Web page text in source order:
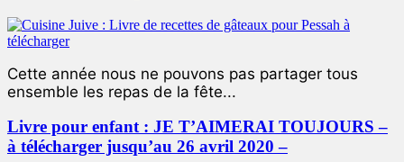
Cette année nous ne pouvons pas partager tous
ensemble les repas de la fête...
Livre pour enfant : JE T’AIMERAI TOUJOURS –
à télécharger jusqu’au 26 avril 2020 –